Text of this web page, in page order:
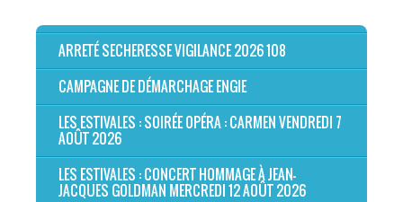
ARRETÉ SECHERESSE VIGILANCE 2026 108
CAMPAGNE DE DÉMARCHAGE ENGIE
LES ESTIVALES : SOIRÉE OPÉRA : CARMEN VENDREDI 7
AOÛT 2026
LES ESTIVALES : CONCERT HOMMAGE À JEAN-
JACQUES GOLDMAN MERCREDI 12 AOÛT 2026